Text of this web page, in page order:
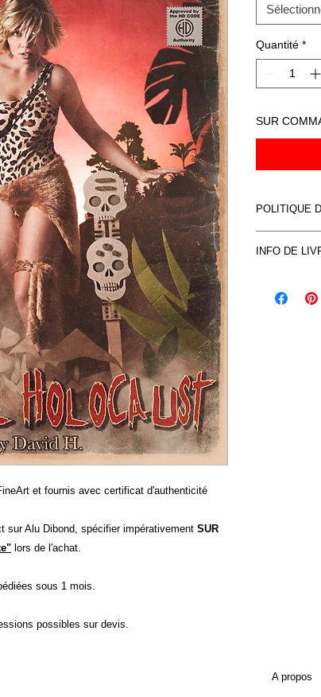
et fournis avec certificat d'authenticité
sur Alu Dibond, spécifier impérativement SUR
lors de l'achat.
sous 1 mois.
possibles sur devis.
Quantité *
SUR
POLITIQUE
INFO DE
A propos